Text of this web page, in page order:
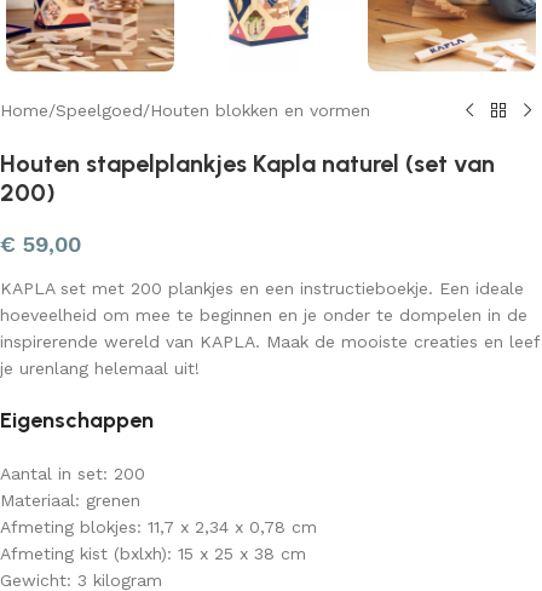
Home/Speelgoed/Houten blokken en vormen
Houten stapelplankjes Kapla naturel (set van
200)
€ 59,00
KAPLA set met 200 plankjes en een instructieboekje. Een ideale
hoeveelheid om mee te beginnen en je onder te dompelen in de
inspirerende wereld van KAPLA. Maak de mooiste creaties en leef
je urenlang helemaal uit!
Eigenschappen
Aantal in set: 200
Materiaal: grenen
Afmeting blokjes: 11,7 x 2,34 x 0,78 cm
Afmeting kist (bxlxh): 15 x 25 x 38 cm
Gewicht: 3 kilogram